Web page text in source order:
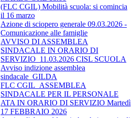
(FLC CGIL) Mobilità scuola: si comincia
il 16 marzo
Azione di sciopero generale 09.03.2026 -
Comunicazione alle famiglie
AVVISO DI ASSEMBLEA
SINDACALE IN ORARIO DI
SERVIZIO_11.03.2026 CISL SCUOLA
Avviso indizione assemblea
sindacale_GILDA
FLC CGIL_ASSEMBLEA
SINDACALE PER IL PERSONALE
ATA IN ORARIO DI SERVIZIO Martedì
17 FEBBRAIO 2026